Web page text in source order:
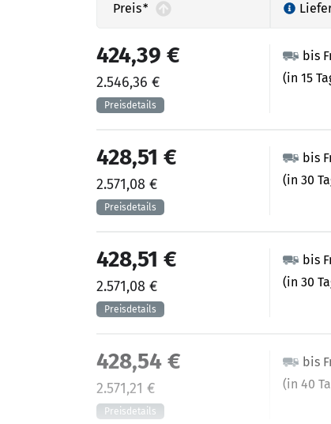
Preis*
bis
(in 15
424,39 €
2.546,36 €
bis
(in 30
428,51 €
2.571,08 €
bis
(in 30
428,51 €
2.571,08 €
bis
(in 40
428,54 €
2.571,21 €